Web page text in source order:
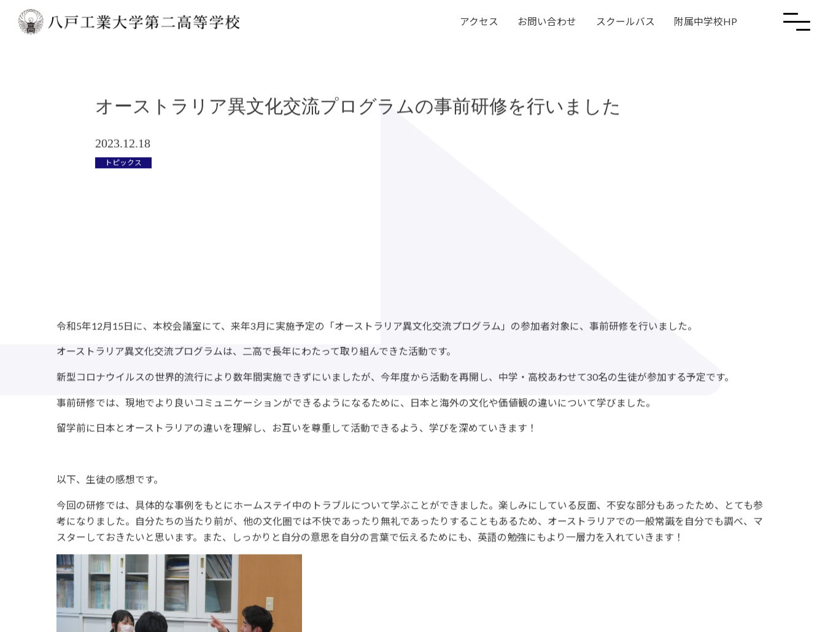
アクセス お問い合わせ スクールバス 附属中学校HP
2023.12.18
令和5年12月15日に、本校会議室にて、来年3月に実施予定の「オーストラリア異文化交流プログラム」の参加者対象に、事前研修を行いました。
オーストラリア異文化交流プログラムは、二高で長年にわたって取り組んできた活動です。
新型コロナウイルスの世界的流行により数年間実施できずにいましたが、今年度から活動を再開し、中学・高校あわせて30名の生徒が参加する予定です。
事前研修では、現地でより良いコミュニケーションができるようになるために、日本と海外の文化や価値観の違いについて学びました。
以下、生徒の感想です。
今回の研修では、具体的な事例をもとにホームステイ中のトラブルについて学ぶことができました。楽しみにしている反面、不安な部分もあったため、とても参
スターしておきたいと思います。また、しっかりと自分の意思を自分の言葉で伝えるためにも、英語の勉強にもより一層力を入れていきます！